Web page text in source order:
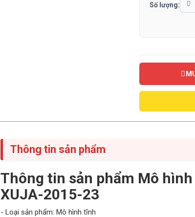
Số lượng:
Thông tin sản phẩm
Thông tin sản phẩm Mô
XUJA-2015-23
- Loại sản phẩm: Mô hình tĩnh